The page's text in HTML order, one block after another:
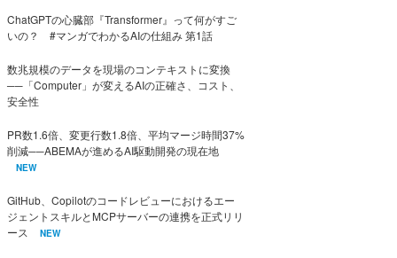
ChatGPTの心臓部『Transformer』って何がすご
いの？ #マンガでわかるAIの仕組み 第1話
数兆規模のデータを現場のコンテキストに変換
──「Computer」が変えるAIの正確さ、コスト、
安全性
PR数1.6倍、変更行数1.8倍、平均マージ時間37%
削減──ABEMAが進めるAI駆動開発の現在地
NEW
GitHub、Copilotのコードレビューにおけるエー
ジェントスキルとMCPサーバーの連携を正式リリ
ース
NEW